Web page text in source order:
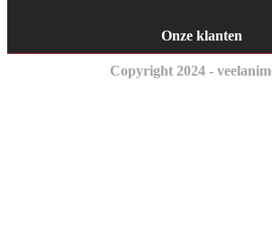
Onze klanten
Copyright 2024 -